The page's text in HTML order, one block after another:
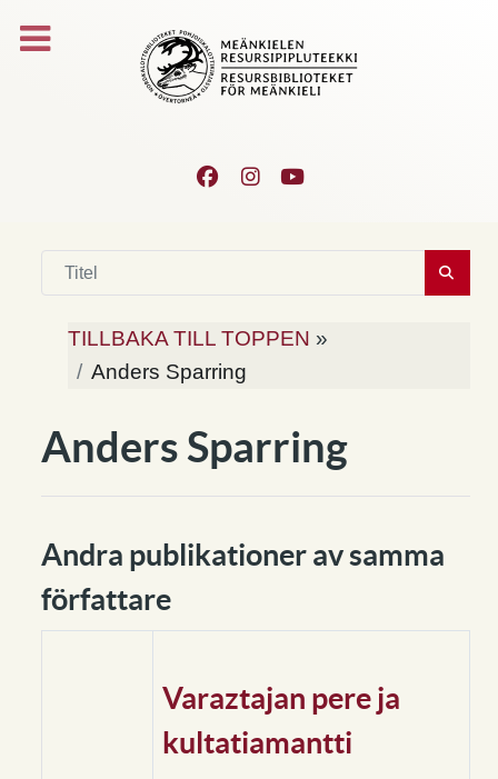
TILLBAKA TILL TOPPEN »
Anders Sparring
Anders Sparring
Andra publikationer av samma
författare
Varaztajan pere ja
kultatiamantti